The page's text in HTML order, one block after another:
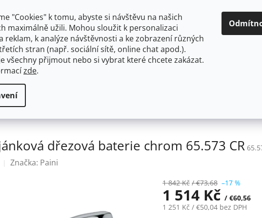
"Cookies" k tomu, abyste si návštěvu na našich
maximálně užili. Mohou sloužit k personalizaci
reklam, k analýze návštěvnosti a ke zobrazení různých
stran (např. sociální sítě, online chat apod.).
všechny přijmout nebo si vybrat které chcete zakázat.
zde.
HLEDAT
SE SPRCHOU
Luxus stojánková dřezová baterie chrom 65.573 CR
dřezová baterie chrom 65.573 CR
Značka: Paini
1 842 Kč / €73,68 –17 %
1 514 Kč / €60,56
1 251 Kč / €50,04 bez DPH